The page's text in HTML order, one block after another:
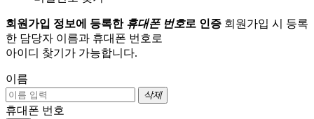
회원가입 정보에 등록한 휴대폰 번호로 인증 회원가입 시 등록
한 담당자 이름과 휴대폰 번호로
아이디 찾기가 가능합니다.
이름
삭제
휴대폰 번호